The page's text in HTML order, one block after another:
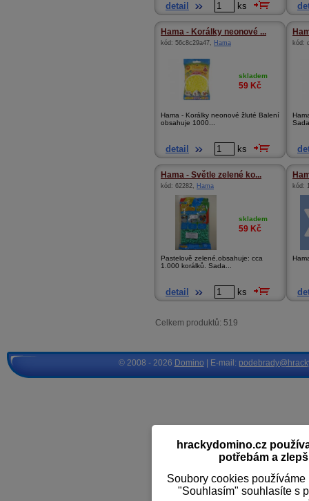
detail ks
Hama - Korálky neonové ...
kód: 56c8c29a47, Hama
skladem
59 Kč
Hama - Korálky neonové žluté Balení
obsahuje 1000...
detail ks
kód:
Hama - Světle zelené ko...
kód: 62282, Hama
skladem
59 Kč
Pastelově zelené,obsahuje: cca
1.000 korálků. Sada...
detail ks
kód:
Celkem produktů: 519
hrackydomino.cz
potřebám a
Soubory cookies
"Souhlasím" souhlasíte s
© 2008 - 2026 Domino | E-mail: